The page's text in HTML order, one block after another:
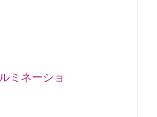
ミネーショ